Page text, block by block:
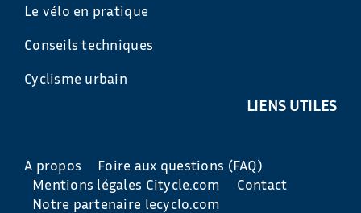
Le vélo en pratique
Conseils techniques
Cyclisme urbain
LIENS UTILES
A propos
Foire aux questions (FAQ)
Mentions légales Citycle.com
Contact
Notre partenaire lecyclo.com